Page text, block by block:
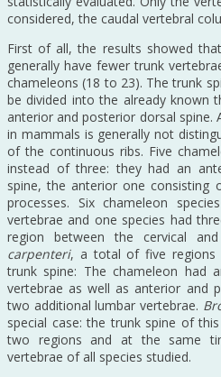
considered, the caudal vertebral
First of all, the results showed
generally have fewer trunk
chameleons (18 to 23). The trunk
be divided into the already known
anterior and posterior dorsal spine.
in mammals is generally not
of the continuous ribs. Five
instead of three: they had an
spine, the anterior one consisting
processes. Six chameleon
vertebrae and one species had
region between the cervical
carpenteri, a total of five regions
trunk spine: The chameleon had
vertebrae as well as anterior and
two additional lumbar vertebrae.
special case: the trunk spine of
two regions and at the same
vertebrae of all species studied.